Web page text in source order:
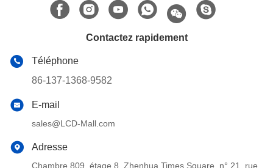
Contactez rapidement
Téléphone
86-137-1368-9582
E-mail
sales@LCD-Mall.com
Adresse
Chambre 809, étage 8, Zhenhua Times Square, n° 21, rue